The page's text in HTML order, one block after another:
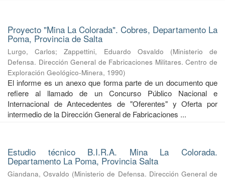
Proyecto "Mina La Colorada". Cobres, Departamento La
Poma, Provincia de Salta
Lurgo, Carlos;Zappettini, Eduardo Osvaldo (Ministerio de
Defensa. Dirección General de Fabricaciones Militares. Centro de
Exploración Geológico-Minera, 1990)
El informe es un anexo que forma parte de un documento que
refiere al llamado de un Concurso Público Nacional e
Internacional de Antecedentes de "Oferentes" y Oferta por
intermedio de la Dirección General de Fabricaciones ...
Estudio técnico B.I.R.A. Mina La Colorada.
Departamento La Poma, Provincia Salta
Giandana, Osvaldo (Ministerio de Defensa. Dirección General de